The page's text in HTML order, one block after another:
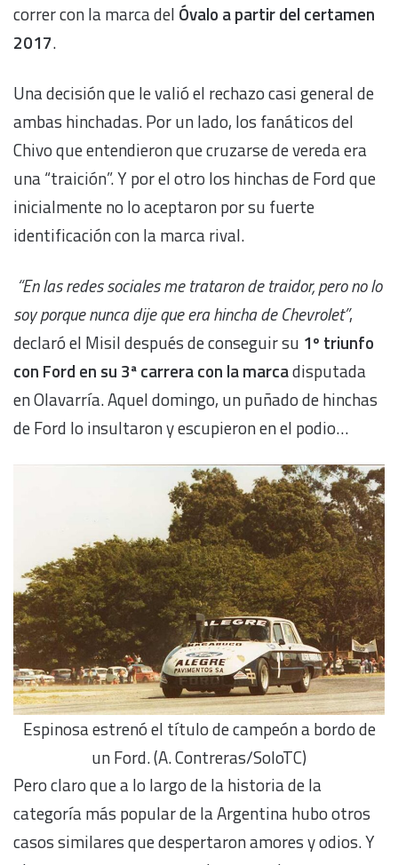
correr con la marca del Óvalo a partir del certamen
2017.
Una decisión que le valió el rechazo casi general de
ambas hinchadas. Por un lado, los fanáticos del
Chivo que entendieron que cruzarse de vereda era
una “traición”. Y por el otro los hinchas de Ford que
inicialmente no lo aceptaron por su fuerte
identificación con la marca rival.
“En las redes sociales me trataron de traidor, pero no lo
soy porque nunca dije que era hincha de Chevrolet”,
declaró el Misil después de conseguir su 1º triunfo
con Ford en su 3ª carrera con la marcadisputada
en Olavarría. Aquel domingo, un puñado de hinchas
de Ford lo insultaron y escupieron en el podio…
Espinosa estrenó el título de campeón a bordo de
un Ford. (A. Contreras/SoloTC)
Pero claro que a lo largo de la historia de la
categoría más popular de la Argentina hubo otros
casos similares que despertaron amores y odios. Y